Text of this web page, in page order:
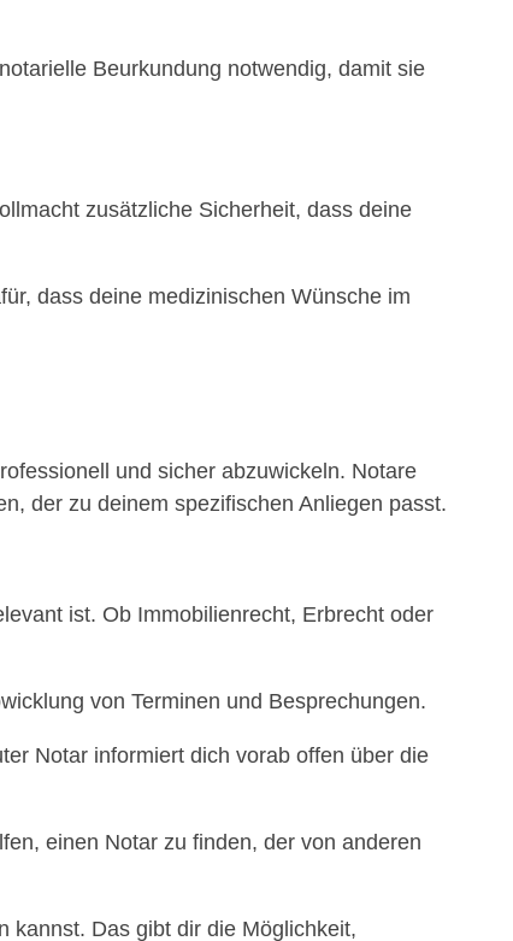
Beurkundung notwendig, damit sie
zusätzliche Sicherheit, dass deine
dass deine medizinischen Wünsche im
und sicher abzuwickeln. Notare
der zu deinem spezifischen Anliegen passt.
ist. Ob Immobilienrecht, Erbrecht oder
von Terminen und Besprechungen.
Notar informiert dich vorab offen über die
einen Notar zu finden, der von anderen
kannst. Das gibt dir die Möglichkeit,